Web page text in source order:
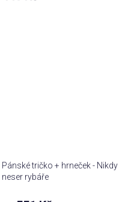
Pánské tričko + hrneček - Nikdy
neser rybáře